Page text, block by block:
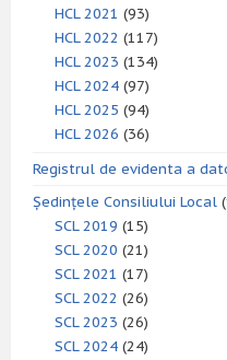
HCL 2021 (93)
HCL 2022 (117)
HCL 2023 (134)
HCL 2024 (97)
HCL 2025 (94)
HCL 2026 (36)
Registrul de evidenta a
Ședințele Consiliului Local
SCL 2019 (15)
SCL 2020 (21)
SCL 2021 (17)
SCL 2022 (26)
SCL 2023 (26)
SCL 2024 (24)